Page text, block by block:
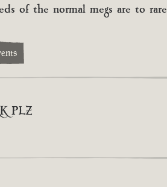
of the normal megs are to rare
PLZ